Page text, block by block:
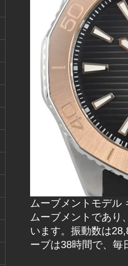
ムーブメントモデル
ムーブメントであり
います。振動数は
ーブは38時間で、毎